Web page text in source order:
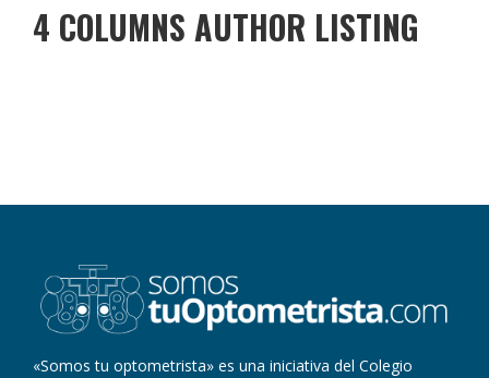
4 COLUMNS AUTHOR LISTING
«Somos tu optometrista» es una iniciativa del Colegio